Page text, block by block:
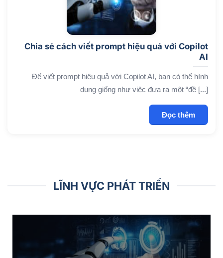
Chia sẻ cách viết prompt hiệu quả với Copilot
AI
Để viết prompt hiệu quả với Copilot AI, bạn có thể hình
dung giống như việc đưa ra một “đề [...]
Đọc thêm
LĨNH VỰC PHÁT TRIỂN